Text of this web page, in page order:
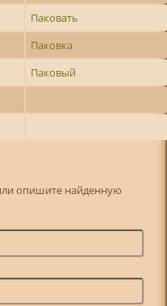
Паковать
Паковка
Паковый
опишите найденную